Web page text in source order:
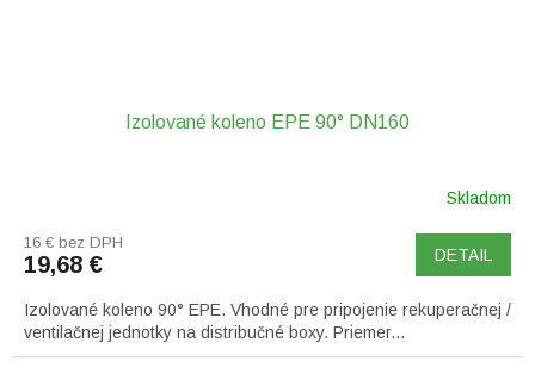
Izolované koleno EPE 90° DN160
Skladom
16 € bez DPH
19,68 € DETAIL
Izolované koleno 90° EPE. Vhodné pre pripojenie rekuperačnej /
ventilačnej jednotky na distribučné boxy. Priemer...